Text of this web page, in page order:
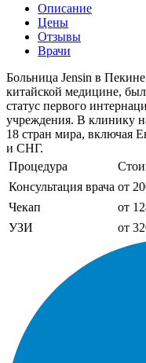
Описание
Цены
Отзывы
Врачи
Больница Jensin в
китайской медицине,
статус первого
учреждения. В клинику
18 стран мира,
и СНГ.
Процедура
Консультация врача от
Чекап
от
УЗИ
от